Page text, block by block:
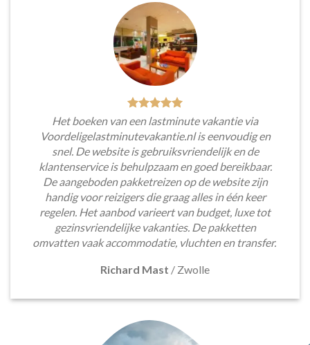
Het boeken van een lastminute vakantie via
Voordeligelastminutevakantie.nl is eenvoudig en
snel. De website is gebruiksvriendelijk en de
klantenservice is behulpzaam en goed bereikbaar.
De aangeboden pakketreizen op de website zijn
handig voor reizigers die graag alles in één keer
regelen. Het aanbod varieert van budget, luxe tot
gezinsvriendelijke vakanties. De pakketten
omvatten vaak accommodatie, vluchten en transfer.
Richard Mast / Zwolle